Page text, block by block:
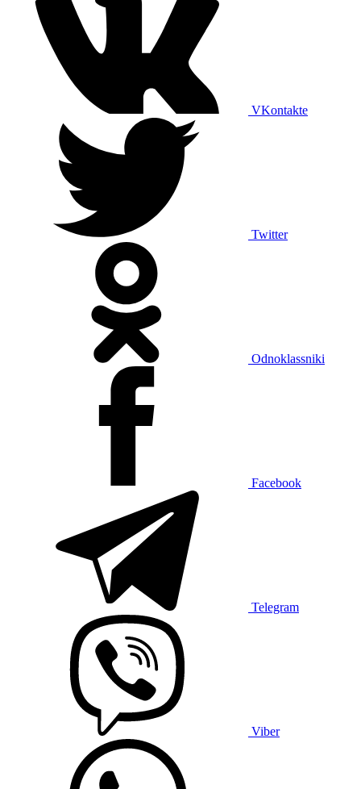
VKontakte
Twitter
Odnoklassniki
Facebook
Telegram
Viber